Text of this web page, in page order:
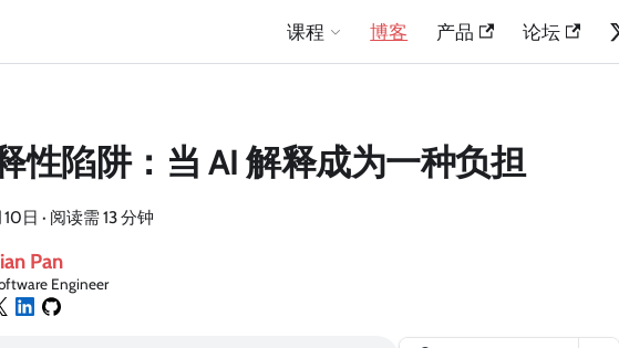
课程 博客 产品 论坛
性陷阱：当 AI 解释成为一种负担
日 · 阅读需 13 分钟
Pan
Engineer